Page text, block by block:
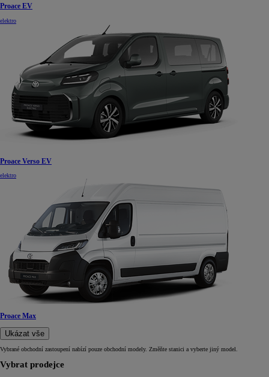
Proace EV
elektro
Proace Verso EV
elektro
Proace Max
Ukázat vše
Vybrané obchodní zastoupení nabízí pouze obchodní modely. Změňte stanici a vyberte jiný model.
Vybrat prodejce